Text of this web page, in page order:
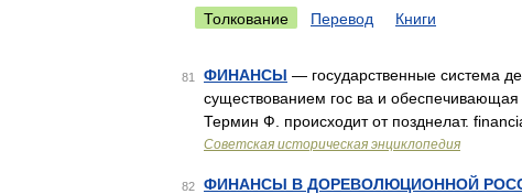
Толкование Перевод Книги
81 ФИНАНСЫ — государственные система
существованием гос ва и
Термин Ф. происходит от позднелат.
Советская историческая энциклопедия
82 ФИНАНСЫ В ДОРЕВОЛЮЦИОННОЙ